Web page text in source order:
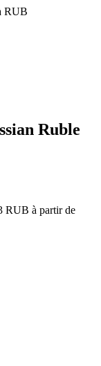
RUB
Ruble
RUB à partir de